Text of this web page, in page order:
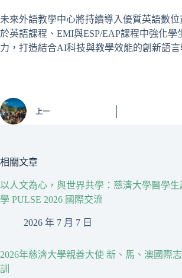
未來外語教學中心將持續導入優質英語數
於英語課程、EMI與ESP/EAP課程中強化學
力，打造結合AI科技與教學效能的創新語言
上一
相關文章
以人文為心，與世界共學：慈濟大學醫學生
學 PULSE 2026 國際交流
2026 年 7 月 7 日
2026年慈濟大學親善大使 新、馬、澳國際
訓